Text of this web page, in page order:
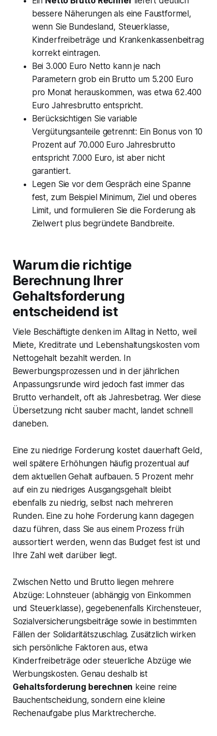
bessere Näherungen als eine Faustformel,
wenn Sie Bundesland, Steuerklasse,
Kinderfreibeträge und Krankenkassenbeitrag
korrekt eintragen.
Bei 3.000 Euro Netto kann je nach
Parametern grob ein Brutto um 5.200 Euro
pro Monat herauskommen, was etwa 62.400
Euro Jahresbrutto entspricht.
Berücksichtigen Sie variable
Vergütungsanteile getrennt: Ein Bonus von 10
Prozent auf 70.000 Euro Jahresbrutto
entspricht 7.000 Euro, ist aber nicht
garantiert.
Legen Sie vor dem Gespräch eine Spanne
fest, zum Beispiel Minimum, Ziel und oberes
Limit, und formulieren Sie die Forderung als
Zielwert plus begründete Bandbreite.
Warum die richtige
Berechnung Ihrer
Gehaltsforderung
entscheidend ist
Viele Beschäftigte denken im Alltag in Netto, weil
Miete, Kreditrate und Lebenshaltungskosten vom
Nettogehalt bezahlt werden. In
Bewerbungsprozessen und in der jährlichen
Anpassungsrunde wird jedoch fast immer das
Brutto verhandelt, oft als Jahresbetrag. Wer diese
Übersetzung nicht sauber macht, landet schnell
daneben.
Eine zu niedrige Forderung kostet dauerhaft Geld,
weil spätere Erhöhungen häufig prozentual auf
dem aktuellen Gehalt aufbauen. 5 Prozent mehr
auf ein zu niedriges Ausgangsgehalt bleibt
ebenfalls zu niedrig, selbst nach mehreren
Runden. Eine zu hohe Forderung kann dagegen
dazu führen, dass Sie aus einem Prozess früh
aussortiert werden, wenn das Budget fest ist und
Ihre Zahl weit darüber liegt.
Zwischen Netto und Brutto liegen mehrere
Abzüge: Lohnsteuer (abhängig von Einkommen
und Steuerklasse), gegebenenfalls Kirchensteuer,
Sozialversicherungsbeiträge sowie in bestimmten
Fällen der Solidaritätszuschlag. Zusätzlich wirken
sich persönliche Faktoren aus, etwa
Kinderfreibeträge oder steuerliche Abzüge wie
Werbungskosten. Genau deshalb ist
Gehaltsforderung berechnen keine reine
Bauchentscheidung, sondern eine kleine
Rechenaufgabe plus Marktrecherche.